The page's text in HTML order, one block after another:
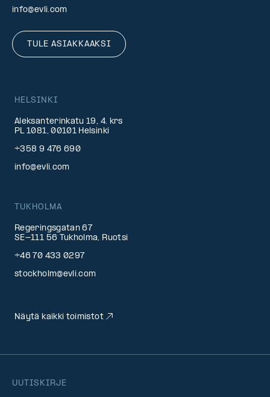
info@evli.com
TULE ASIAKKAAKSI
UUTISKIRJE
HELSINKI
Aleksanterinkatu 19, 4. krs
PL 1081, 00101 Helsinki
+358 9 476 690
info@evli.com
TUKHOLMA
Regeringsgatan 67
SE-111 56 Tukholma, Ruotsi
+46 70 433 0297
stockholm@evli.com
Näytä kaikki toimistot